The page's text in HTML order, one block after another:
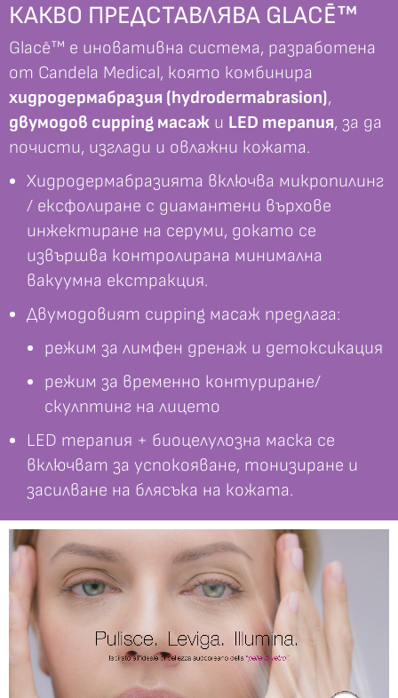
КАКВО ПРЕДСТАВЛЯВА GLACĒ™
Glacē™ е иновативна система, разработена
от Candela Medical, която комбинира
хидродермабразия (hydrodermabrasion),
двумодов cupping масаж и LED терапия, за да
почисти, изглади и овлажни кожата.
Хидродермабразията включва микропилинг
/ ексфолиране с диамантени върхове
инжектиране на серуми, докато се
извършва контролирана минимална
вакуумна екстракция.
Двумодовият cupping масаж предлага:
режим за лимфен дренаж и детоксикация
режим за временно контуриране/
скулптинг на лицето
LED терапия + биоцелулозна маска се
включват за успокояване, тонизиране и
засилване на блясъка на кожата.